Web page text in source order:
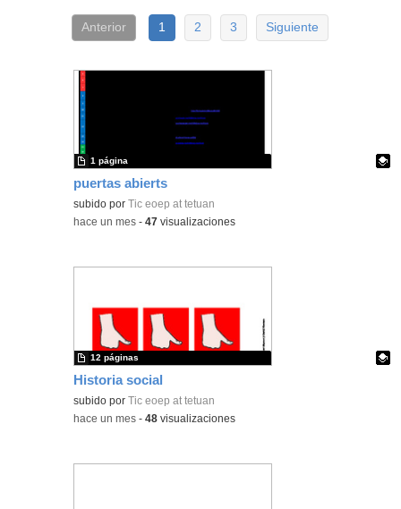
Anterior 1 2 3 Siguiente
puertas abierts
Contenido educativo.
subido por Tic eoep at tetuan
1 página
-hace un mes -47 visualizaciones
Historia social
Contenido educativo.
subido por Tic eoep at tetuan
12 páginas
-hace un mes -48 visualizaciones